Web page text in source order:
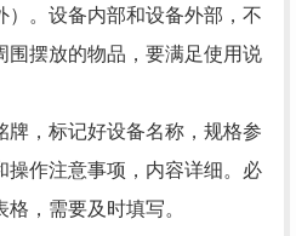
）。设备内部和设备外部，不
围摆放的物品，要满足使用说
牌，标记好设备名称，规格参
操作注意事项，内容详细。必
，需要及时填写。